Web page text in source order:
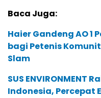
Baca Juga:
Haier Gandeng AO 1
bagi Petenis
Slam
SUS ENVIRONMENT
Indonesia, Percepat